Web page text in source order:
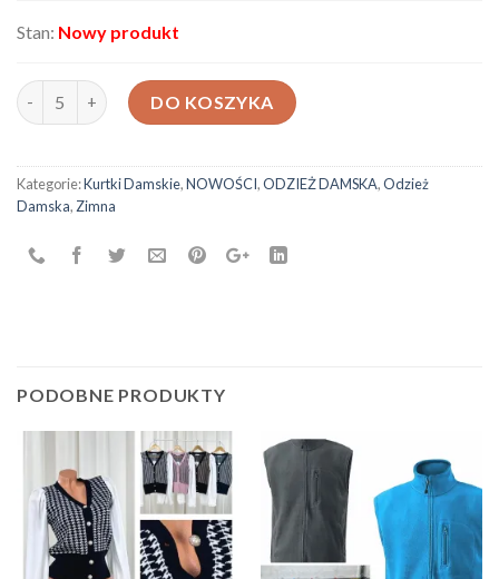
Stan: Nowy produkt
ilość Kurtka damska H92019
DO KOSZYKA
Kategorie:Kurtki Damskie,NOWOŚCI,ODZIEŻ DAMSKA,Odzież
Damska, Zimna
PODOBNE PRODUKTY